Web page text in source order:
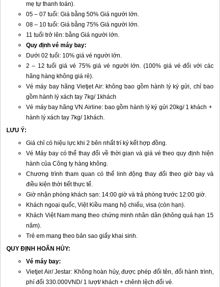
mẹ tự thanh toán).
05 – 07 tuổi: Giá bằng 50% Giá người lớn.
08 – 10 tuổi: Giá bằng 75% Giá người lớn.
11 tuổi trở lên: bằng Giá người lớn.
Quy định vé máy bay:
Dưới 02 tuổi: 10% giá vé người lớn.
2 – 12 tuổi giá vé 75% giá vé người lớn. (100% giá vé đối với các
hãng hàng không giá rẻ).
Vé máy bay hãng Vietjet Air: không bao gồm hành lý ký gửi, chỉ bao
gồm hành lý xách tay 7kg/ 1khách
Vé máy bay hãng VN Airline: bao gồm hành lý ký gửi 20kg/ 1 khách +
hành lý xách tay 7kg/ 1khách.
LƯU Ý:
Giá chỉ có hiệu lực khi 2 bên nhất trí ký kết hợp đồng.
Vé Máy bay có thể thay đổi về thời gian và giá vé theo quy định hiện
hành của Công ty hàng không.
Chương trình tham quan có thể linh động thay đổi theo giờ bay và
điều kiện thời tiết thực tế.
Giờ nhận phòng khách sạn: 14:00 giờ và trả phòng trước 12:00 giờ.
Khách ngoại quốc, Việt Kiều mang hộ chiếu, visa (còn hạn).
Khách Việt Nam mang theo chứng minh nhân dân (không quá hạn 15
năm).
Trẻ em mang theo bản sao giấy khai sinh.
QUY ĐỊNH HOÃN HỦY:
Vé máy bay:
Vietjet Air/ Jestar: Không hoàn hủy, được phép đổi tên, đổi hành trình,
phí đổi 330.000VND/ 1 lượt/ khách + chênh lệch đổi vé.